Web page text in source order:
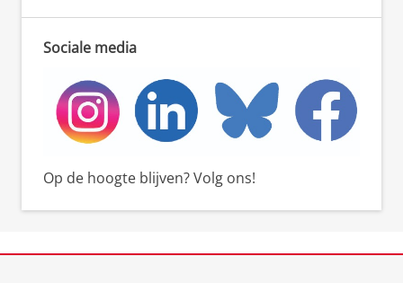
Sociale media
Op de hoogte blijven? Volg ons!